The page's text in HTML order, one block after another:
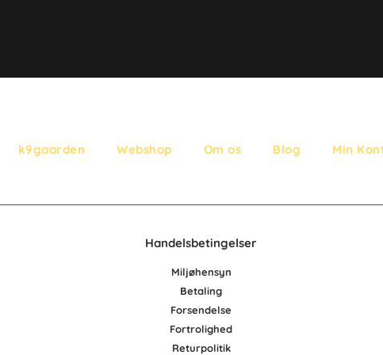
k9gaarden Webshop Om os Blog Min
Handelsbetingelser
Miljøhensyn
Betaling
Forsendelse
Fortrolighed
Returpolitik